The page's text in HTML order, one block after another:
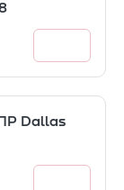
Dallas